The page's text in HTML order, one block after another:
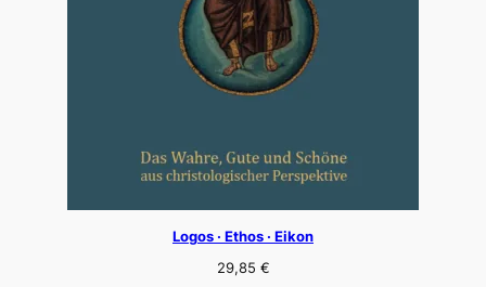
Logos · Ethos · Eikon
29,85 €